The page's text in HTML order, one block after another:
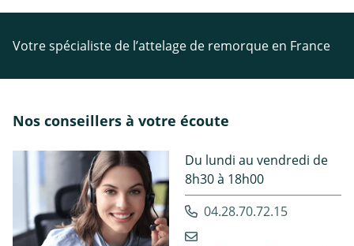
Votre spécialiste de l’attelage de remorque en France
Nos conseillers à votre écoute
Du lundi au vendredi de
8h30 à 18h00
04.28.70.72.15